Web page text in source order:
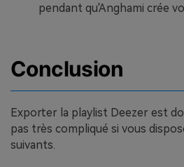
pendant qu'Anghami crée
Conclusion
Exporter la playlist Deezer est
pas très compliqué si vous
suivants.